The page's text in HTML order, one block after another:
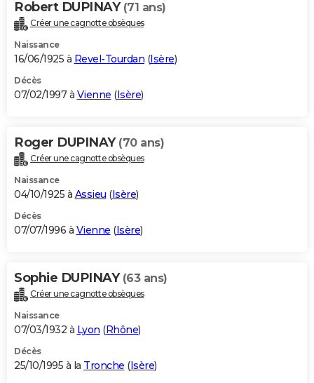
Robert DUPINAY (71 ans)
Créer une cagnotte obsèques
Naissance
16/06/1925 à Revel-Tourdan (Isère)
Décès
07/02/1997 à Vienne (Isère)
Roger DUPINAY (70 ans)
Créer une cagnotte obsèques
Naissance
04/10/1925 à Assieu (Isère)
Décès
07/07/1996 à Vienne (Isère)
Sophie DUPINAY (63 ans)
Créer une cagnotte obsèques
Naissance
07/03/1932 à Lyon (Rhône)
Décès
25/10/1995 à la Tronche (Isère)